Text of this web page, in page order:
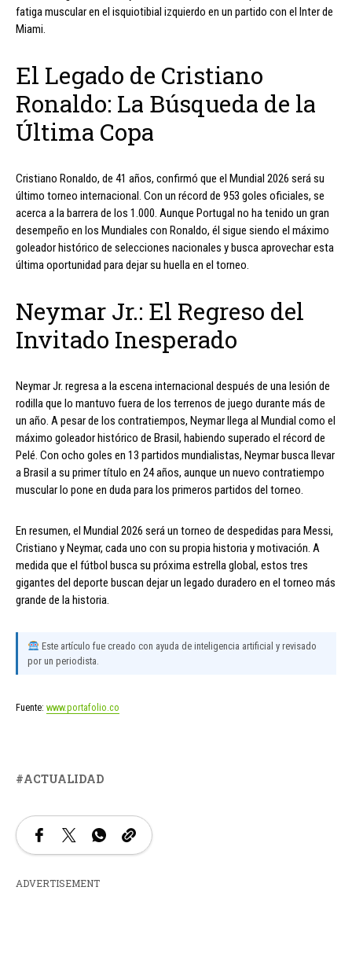
fatiga muscular en el isquiotibial izquierdo en un partido con el Inter de
Miami.
El Legado de Cristiano
Ronaldo: La Búsqueda de la
Última Copa
Cristiano Ronaldo, de 41 años, confirmó que el Mundial 2026 será su
último torneo internacional. Con un récord de 953 goles oficiales, se
acerca a la barrera de los 1.000. Aunque Portugal no ha tenido un gran
desempeño en los Mundiales con Ronaldo, él sigue siendo el máximo
goleador histórico de selecciones nacionales y busca aprovechar esta
última oportunidad para dejar su huella en el torneo.
Neymar Jr.: El Regreso del
Invitado Inesperado
Neymar Jr. regresa a la escena internacional después de una lesión de
rodilla que lo mantuvo fuera de los terrenos de juego durante más de
un año. A pesar de los contratiempos, Neymar llega al Mundial como el
máximo goleador histórico de Brasil, habiendo superado el récord de
Pelé. Con ocho goles en 13 partidos mundialistas, Neymar busca llevar
a Brasil a su primer título en 24 años, aunque un nuevo contratiempo
muscular lo pone en duda para los primeros partidos del torneo.
En resumen, el Mundial 2026 será un torneo de despedidas para Messi,
Cristiano y Neymar, cada uno con su propia historia y motivación. A
medida que el fútbol busca su próxima estrella global, estos tres
gigantes del deporte buscan dejar un legado duradero en el torneo más
grande de la historia.
Este artículo fue creado con ayuda de inteligencia artificial y revisado
por un periodista.
Fuente: www.portafolio.co
ACTUALIDAD
ADVERTISEMENT